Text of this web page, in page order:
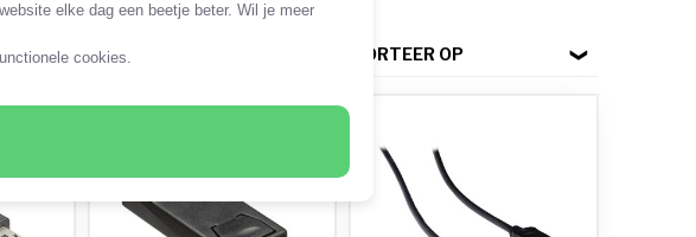
elke dag een beetje beter. Wil je meer
cookies. SORTEER OP